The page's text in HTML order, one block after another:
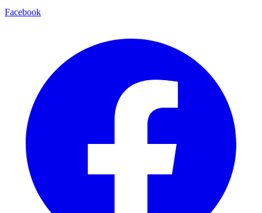
Facebook